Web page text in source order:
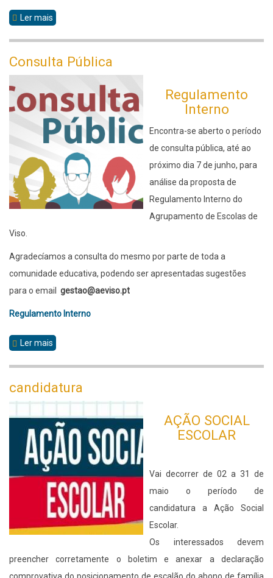
Ler mais
23/24
Consulta Pública
Regulamento
Interno
Encontra-se aberto o período
de consulta pública, até ao
próximo dia 7 de junho, para
análise da proposta de
Regulamento Interno do
Agrupamento de Escolas de
Viso.
Agradecíamos a consulta do mesmo por parte de toda a
comunidade educativa, podendo ser apresentadas sugestões
para o email gestao@aeviso.pt
Regulamento Interno
Ler mais
candidatura
AÇÃO SOCIAL
ESCOLAR
Vai decorrer de 02 a 31 de
maio o período de
candidatura a Ação Social
Escolar.
Os interessados devem
preencher corretamente o boletim e anexar a declaração
comprovativa do posicionamento de escalão do abono de família